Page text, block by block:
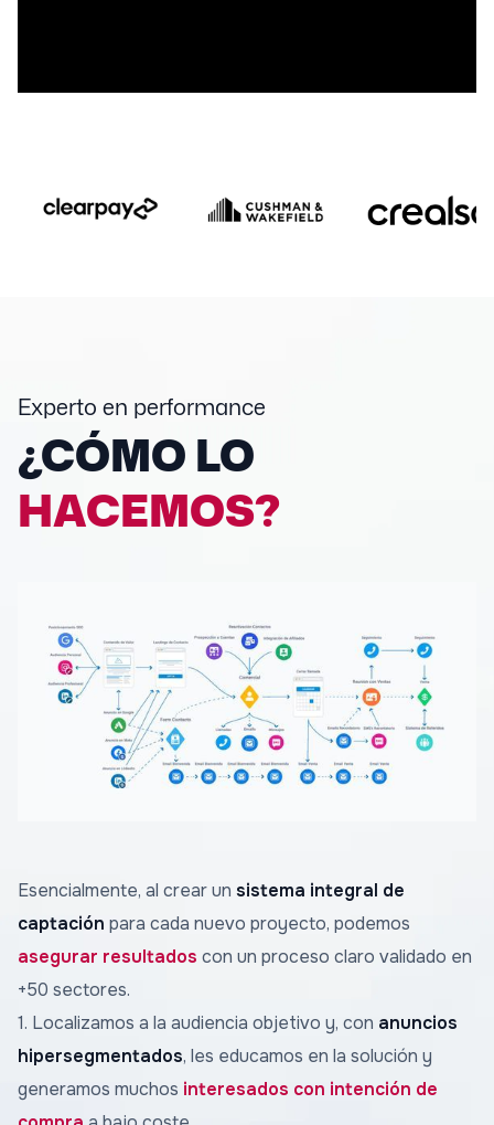
Experto en performance
¿CÓMO LO
HACEMOS?
Esencialmente, al crear un sistema integral de
captación para cada nuevo proyecto, podemos
asegurar resultados con un proceso claro validado en
+50 sectores.
1. Localizamos a la audiencia objetivo y, con anuncios
hipersegmentados, les educamos en la solución y
generamos muchos interesados con intención de